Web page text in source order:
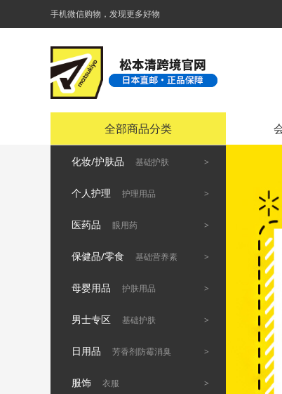
手机微信购物，发现更多好物
全部商品分类
化妆/护肤品 基础护肤 >
个人护理 护理用品 >
医药品 眼用药 >
保健品/零食 基础营养素 >
母婴用品 护肤用品 >
男士专区 基础护肤 >
日用品 芳香剂防霉消臭 >
服饰 衣服 >